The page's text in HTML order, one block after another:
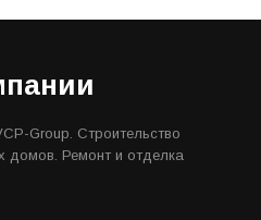
Group. Строительство
домов. Ремонт и отделка